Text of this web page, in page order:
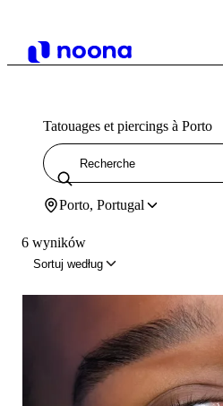
Tatouages et piercings à Porto
Porto, Portugal
6 wyników
Sortuj według